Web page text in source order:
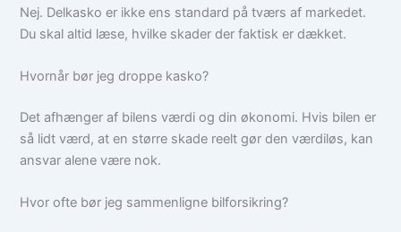
Nej. Delkasko er ikke ens standard på tværs af markedet.
Du skal altid læse, hvilke skader der faktisk er dækket.
Hvornår bør jeg droppe kasko?
Det afhænger af bilens værdi og din økonomi. Hvis bilen er
så lidt værd, at en større skade reelt gør den værdiløs, kan
ansvar alene være nok.
Hvor ofte bør jeg sammenligne bilforsikring?